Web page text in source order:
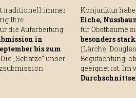
traditionell immer
Ihre
die Aufarbeitung.
in
bis zum
„Schätze“ unser
Konjunktur
Eiche,
für Obstbäume
besonders
(Lärche,
Begutachtung,
geeignet ist. Im